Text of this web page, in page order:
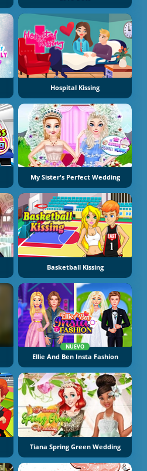
Hospital Kissing
My Sister's Perfect Wedding
Basketball Kissing
NUEVO
Ellie And Ben Insta Fashion
Tiana Spring Green Wedding